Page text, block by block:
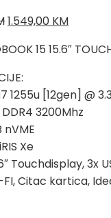
Izvorna
bila
je:
1.659,00 KM.
1.549,00 KMTrenutna
je:
15 15.6″
1255u [12gen] @
DDR4 3200Mhz
nVME
Xe
Touchdisplay, 3x
FI, Citac kartica,